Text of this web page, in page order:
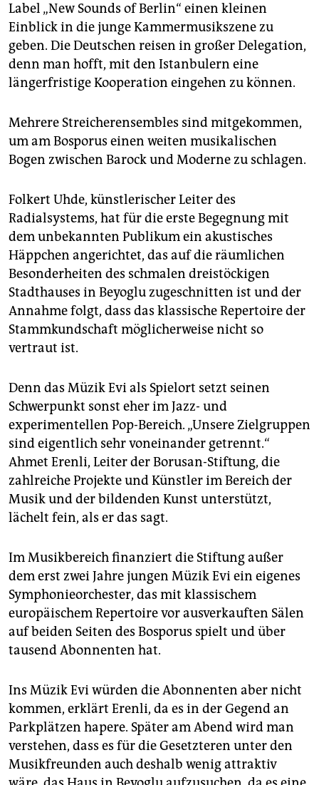
Label „New Sounds of Berlin“ einen kleinen
Einblick in die junge Kammermusikszene zu
geben. Die Deutschen reisen in großer Delegation,
denn man hofft, mit den Istanbulern eine
längerfristige Kooperation eingehen zu können.
Mehrere Streicherensembles sind mitgekommen,
um am Bosporus einen weiten musikalischen
Bogen zwischen Barock und Moderne zu schlagen.
Folkert Uhde, künstlerischer Leiter des
Radialsystems, hat für die erste Begegnung mit
dem unbekannten Publikum ein akustisches
Häppchen angerichtet, das auf die räumlichen
Besonderheiten des schmalen dreistöckigen
Stadthauses in Beyoglu zugeschnitten ist und der
Annahme folgt, dass das klassische Repertoire der
Stammkundschaft möglicherweise nicht so
vertraut ist.
Denn das Müzik Evi als Spielort setzt seinen
Schwerpunkt sonst eher im Jazz- und
experimentellen Pop-Bereich. „Unsere Zielgruppen
sind eigentlich sehr voneinander getrennt.“
Ahmet Erenli, Leiter der Borusan-Stiftung, die
zahlreiche Projekte und Künstler im Bereich der
Musik und der bildenden Kunst unterstützt,
lächelt fein, als er das sagt.
Im Musikbereich finanziert die Stiftung außer
dem erst zwei Jahre jungen Müzik Evi ein eigenes
Symphonieorchester, das mit klassischem
europäischem Repertoire vor ausverkauften Sälen
auf beiden Seiten des Bosporus spielt und über
tausend Abonnenten hat.
Ins Müzik Evi würden die Abonnenten aber nicht
kommen, erklärt Erenli, da es in der Gegend an
Parkplätzen hapere. Später am Abend wird man
verstehen, dass es für die Gesetzteren unter den
Musikfreunden auch deshalb wenig attraktiv